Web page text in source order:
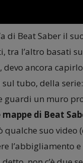
di Beat Saber il
l’altro basati su
ancora
tubo, della
guardi un muro
di Beat
qualche suo video
l’abbigliamento